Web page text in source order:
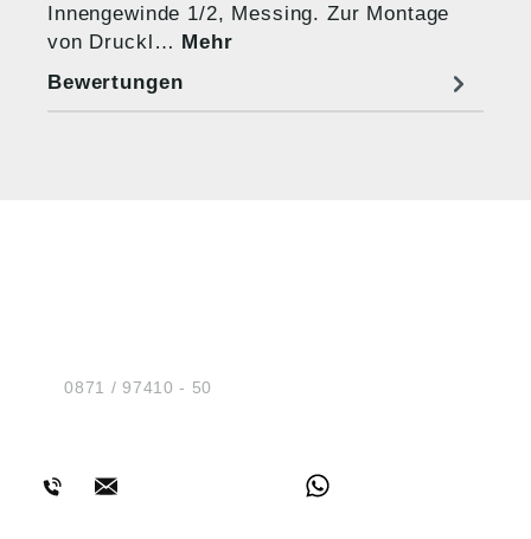
Innengewinde 1/2, Messing. Zur Montage
von Druckl… Mehr
Bewertungen
Tel.:0871 / 97410 - 50